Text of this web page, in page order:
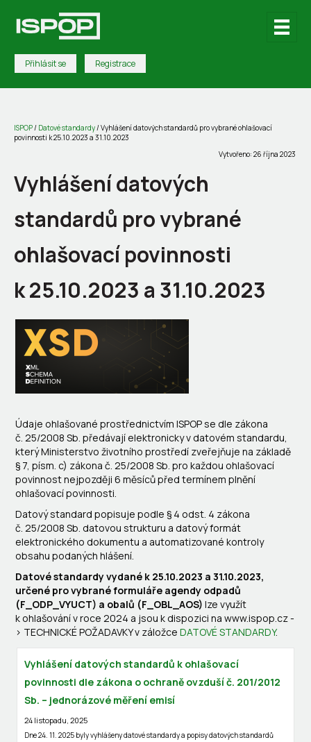
Přihlásit se Registrace
ISPOP/ Datové standardy/Vyhlášení datových standardů pro vybrané ohlašovací
povinnosti k 25.10.2023 a 31.10.2023
Vytvořeno: 26 října 2023
Vyhlášení datových
standardů pro vybrané
ohlašovací povinnosti
k 25.10.2023 a 31.10.2023
Údaje ohlašované prostřednictvím ISPOP se dle zákona
č. 25/2008 Sb. předávají elektronicky v datovém standardu,
který Ministerstvo životního prostředí zveřejňuje na základě
§ 7, písm. c) zákona č. 25/2008 Sb. pro každou ohlašovací
povinnost nejpozději 6 měsíců před termínem plnění
ohlašovací povinnosti.
Datový standard popisuje podle § 4 odst. 4 zákona
č. 25/2008 Sb. datovou strukturu a datový formát
elektronického dokumentu a automatizované kontroly
obsahu podaných hlášení.
Datové standardy vydané k 25.10.2023 a 31.10.2023,
určené pro vybrané formuláře agendy odpadů
(F_ODP_VYUCT) a obalů (F_OBL_AOS) lze využít
k ohlašování v roce 2024 a jsou k dispozici na www.ispop.cz -
> TECHNICKÉ POŽADAVKY v záložce DATOVÉ STANDARDY.
Vyhlášení datových standardů k ohlašovací
povinnosti dle zákona o ochraně ovzduší č. 201/2012
Sb. – jednorázové měření emisí
24 listopadu, 2025
Dne 24. 11. 2025 byly vyhlášeny datové standardy a popisy datových standardů